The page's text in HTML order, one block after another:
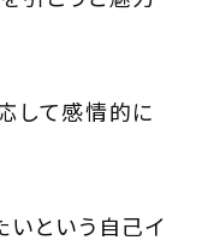
して感情的に
いという自己イ